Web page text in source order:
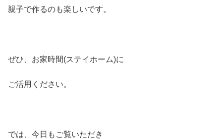
親子で作るのも楽しいです。
ぜひ、お家時間(ステイホーム)に
ご活用ください。
では、今日もご覧いただき